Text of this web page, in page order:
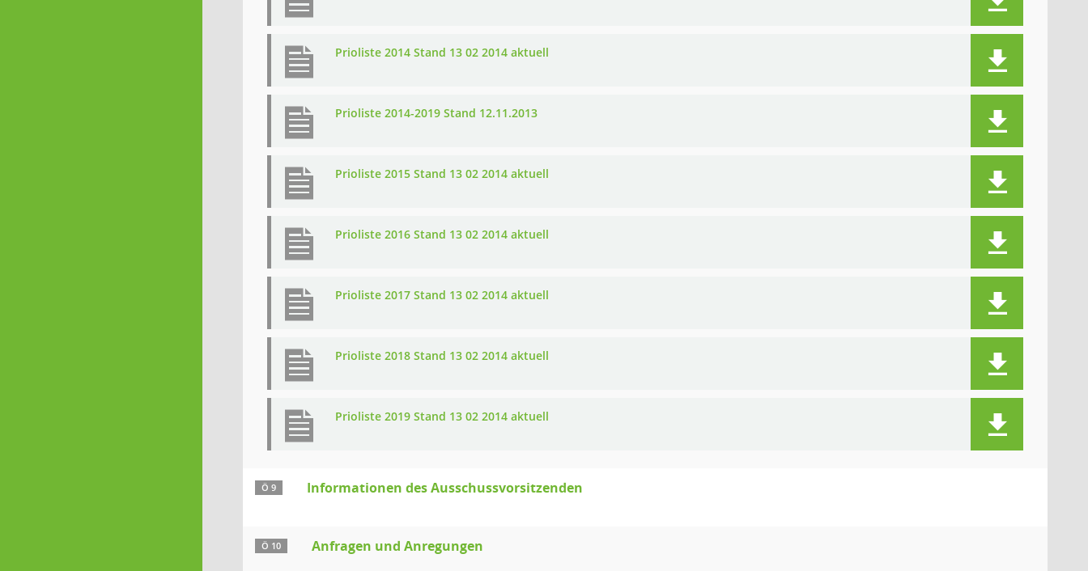
Prioliste 2014 Stand 13 02 2014 aktuell
Prioliste 2014-2019 Stand 12.11.2013
Prioliste 2015 Stand 13 02 2014 aktuell
Prioliste 2016 Stand 13 02 2014 aktuell
Prioliste 2017 Stand 13 02 2014 aktuell
Prioliste 2018 Stand 13 02 2014 aktuell
Prioliste 2019 Stand 13 02 2014 aktuell
Ö 9 Informationen des Ausschussvorsitzenden
Ö 10 Anfragen und Anregungen